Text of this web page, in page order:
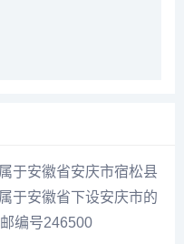
于安徽省安庆市宿松县
于安徽省下设安庆市的
编号246500